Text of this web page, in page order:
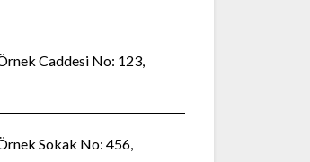
Caddesi No: 123,
Sokak No: 456,